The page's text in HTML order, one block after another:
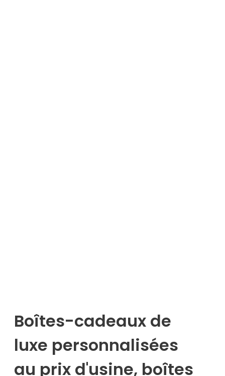
Boîtes-cadeaux de
luxe personnalisées
au prix d'usine, boîtes